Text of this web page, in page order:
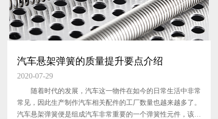
汽车悬架弹簧的质量提升要点介绍
2020-07-29
随着时代的发展，汽车这一物件在如今的日常生活中非常
常见，因此生产制作汽车相关配件的工厂数量也越来越多了。
汽车悬架弹簧便是组成汽车非常重要的一个弹簧性元件，该元